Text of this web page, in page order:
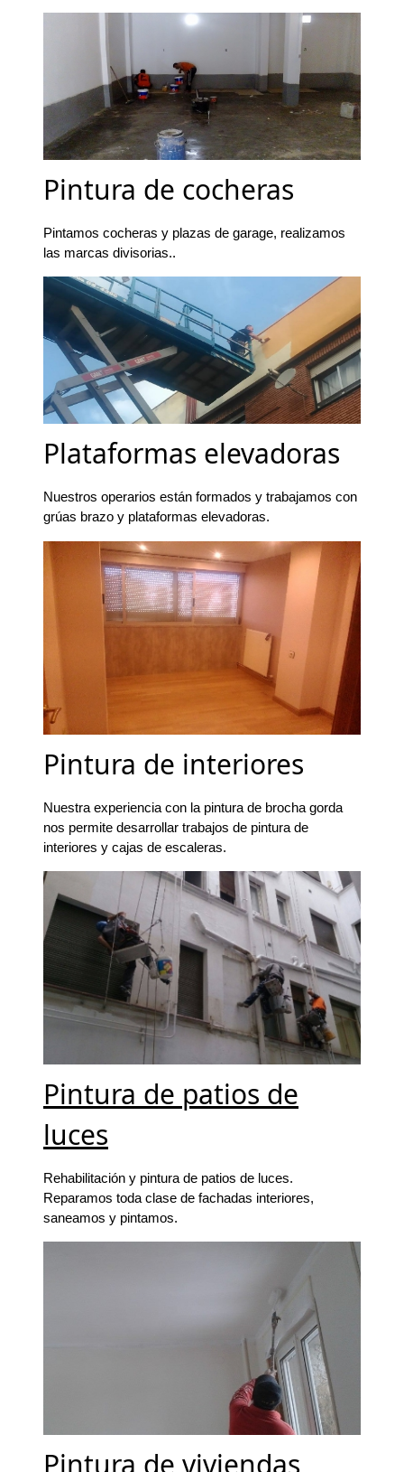
Pintura de cocheras
Pintamos cocheras y plazas de garage, realizamos
las marcas divisorias..
Plataformas elevadoras
Nuestros operarios están formados y trabajamos con
grúas brazo y plataformas elevadoras.
Pintura de interiores
Nuestra experiencia con la pintura de brocha gorda
nos permite desarrollar trabajos de pintura de
interiores y cajas de escaleras.
Pintura de patios de
luces
Rehabilitación y pintura de patios de luces.
Reparamos toda clase de fachadas interiores,
saneamos y pintamos.
Pintura de viviendas